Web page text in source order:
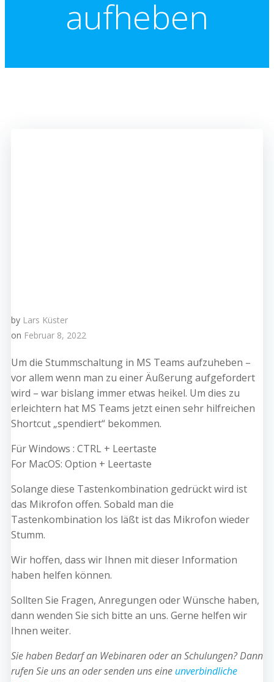
aufheben
by Lars Küster
on Februar 8, 2022
Um die Stummschaltung in MS Teams aufzuheben –
vor allem wenn man zu einer Äußerung aufgefordert
wird – war bislang immer etwas heikel. Um dies zu
erleichtern hat MS Teams jetzt einen sehr hilfreichen
Shortcut „spendiert“ bekommen.
Für Windows : CTRL + Leertaste
For MacOS: Option + Leertaste
Solange diese Tastenkombination gedrückt wird ist
das Mikrofon offen. Sobald man die
Tastenkombination los läßt ist das Mikrofon wieder
Stumm.
Wir hoffen, dass wir Ihnen mit dieser Information
haben helfen können.
Sollten Sie Fragen, Anregungen oder Wünsche haben,
dann wenden Sie sich bitte an uns. Gerne helfen wir
Ihnen weiter.
Sie haben Bedarf an Webinaren oder an Schulungen? Dann
rufen Sie uns an oder senden uns eine unverbindliche